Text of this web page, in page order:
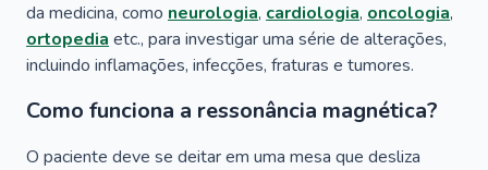
da medicina, como neurologia, cardiologia, oncologia,
ortopedia etc., para investigar uma série de alterações,
incluindo inflamações, infecções, fraturas e tumores.
Como funciona a ressonância magnética?
O paciente deve se deitar em uma mesa que desliza